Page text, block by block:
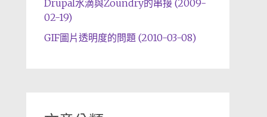
Drupal水滴與Zoundry的串接 (2009-
02-19)
GIF圖片透明度的問題 (2010-03-08)